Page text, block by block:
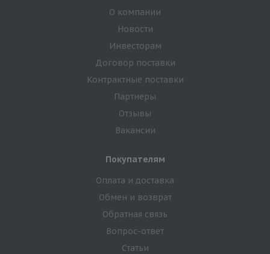
О компании
Новости
Инвесторам
Договор поставки
Контрактные поставки
Партнеры
Отзывы
Вакансии
Покупателям
Оплата и доставка
Обмен и возврат
Обратная связь
Вопрос-ответ
Статьи